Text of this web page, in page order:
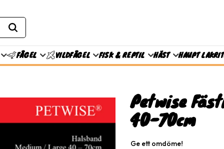
FÅGEL VILDFÅGEL FISK & REPTIL HÄST HAUPT
Petwise
40-70cm
Ge ett omdöme!